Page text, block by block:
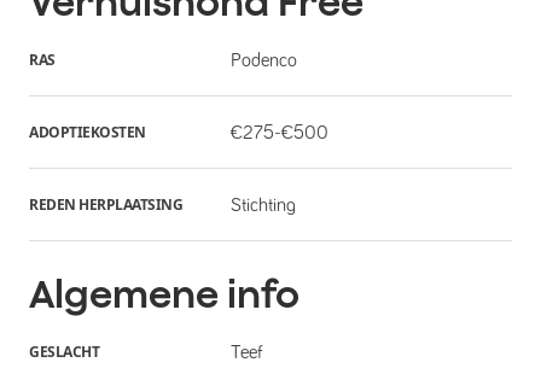
RAS Podenco
ADOPTIEKOSTEN €275-€500
REDEN HERPLAATSING Stichting
Algemene info
GESLACHT Teef